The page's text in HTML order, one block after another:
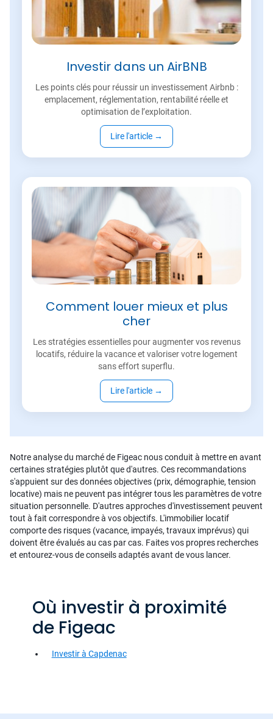
Investir dans un AirBNB
Les points clés pour réussir un investissement Airbnb :
emplacement, réglementation, rentabilité réelle et
optimisation de l’exploitation.
Lire l'article →
Comment louer mieux et plus
cher
Les stratégies essentielles pour augmenter vos revenus
locatifs, réduire la vacance et valoriser votre logement
sans effort superflu.
Lire l'article →
Notre analyse du marché de Figeac nous conduit à mettre en avant
certaines stratégies plutôt que d'autres. Ces recommandations
s'appuient sur des données objectives (prix, démographie, tension
locative) mais ne peuvent pas intégrer tous les paramètres de votre
situation personnelle. D'autres approches d'investissement peuvent
tout à fait correspondre à vos objectifs. L'immobilier locatif
comporte des risques (vacance, impayés, travaux imprévus) qui
doivent être évalués au cas par cas. Faites vos propres recherches
et entourez-vous de conseils adaptés avant de vous lancer.
Où investir à proximité
de Figeac
Investir à Capdenac